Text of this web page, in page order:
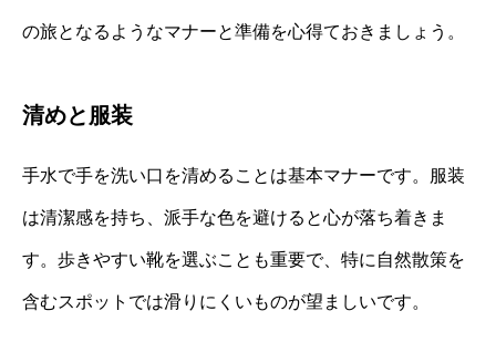
の旅となるようなマナーと準備を心得ておきましょう。
清めと服装
手水で手を洗い口を清めることは基本マナーです。服装
は清潔感を持ち、派手な色を避けると心が落ち着きま
す。歩きやすい靴を選ぶことも重要で、特に自然散策を
含むスポットでは滑りにくいものが望ましいです。